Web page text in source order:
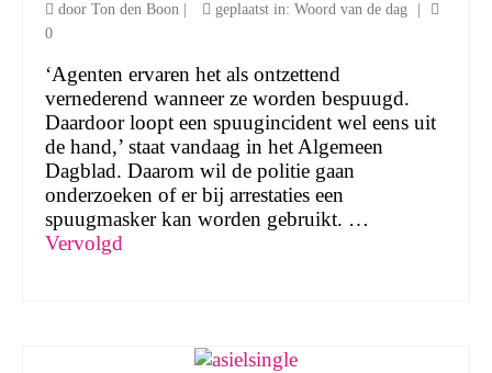
door Ton den Boon | geplaatst in: Woord van de dag
|
0
‘Agenten ervaren het als ontzettend
vernederend wanneer ze worden bespuugd.
Daardoor loopt een spuugincident wel eens uit
de hand,’ staat vandaag in het Algemeen
Dagblad. Daarom wil de politie gaan
onderzoeken of er bij arrestaties een
spuugmasker kan worden gebruikt. …
Vervolgd